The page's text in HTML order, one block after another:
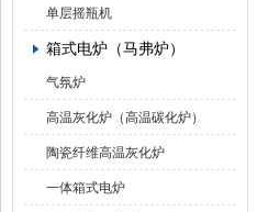
单层摇瓶机
箱式电炉（马弗炉）
气氛炉
高温灰化炉（高温碳化炉）
陶瓷纤维高温灰化炉
一体箱式电炉